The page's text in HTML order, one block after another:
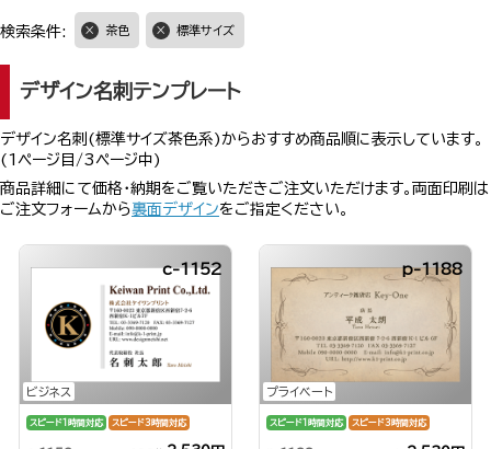
検索条件: 茶色 標準サイズ
デザイン名刺テンプレート
デザイン名刺(標準サイズ茶色系)からおすすめ商品順に表示しています。
(1ページ目/3ページ中)
商品詳細にて価格・納期をご覧いただきご注文いただけます。両面印刷は
ご注文フォームから裏面デザインをご指定ください。
ビジネス
c-1152
スピード1時間対応 スピード3時間対応
プライベート
p-1188
スピード1時間対応 スピード3時間対応